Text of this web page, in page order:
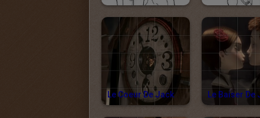
Le Coeur De Jack